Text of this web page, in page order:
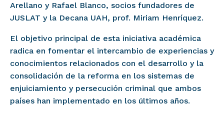
Arellano y Rafael Blanco, socios fundadores de
JUSLAT y la Decana UAH, prof. Miriam Henríquez.
El objetivo principal de esta iniciativa académica
radica en fomentar el intercambio de experiencias y
conocimientos relacionados con el desarrollo y la
consolidación de la reforma en los sistemas de
enjuiciamiento y persecución criminal que ambos
países han implementado en los últimos años.